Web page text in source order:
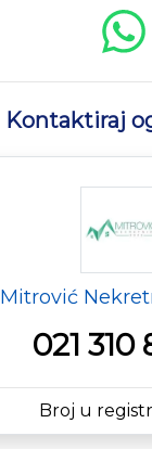
Kontaktiraj
Mitrović
021 310
Broj u